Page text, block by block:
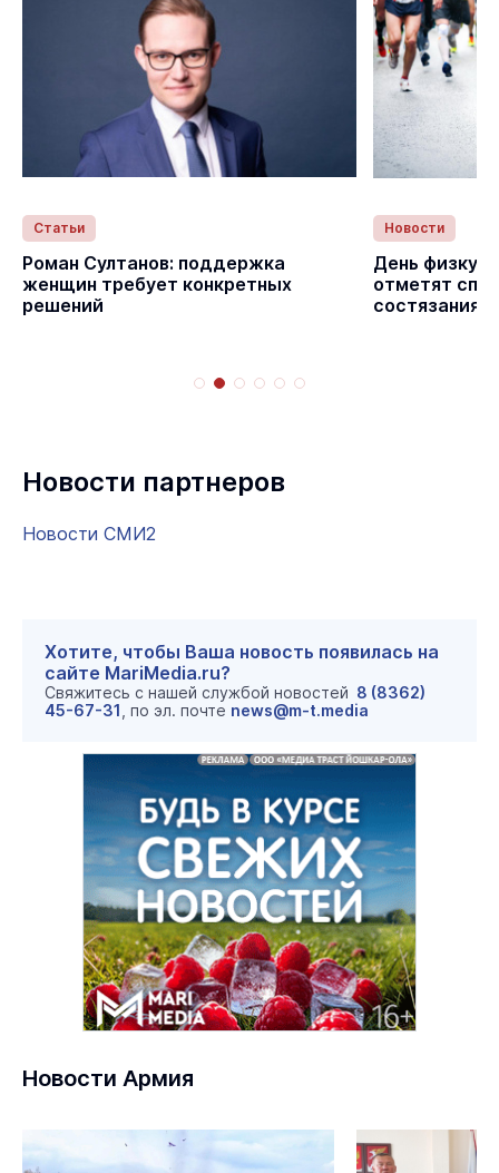
Статьи
Роман Султанов: поддержка
женщин требует конкретных
решений
Новости
День
отметят
Новости партнеров
Новости СМИ2
Хотите, чтобы Ваша новость появилась на
сайте MariMedia.ru?
Свяжитесь с нашей службой новостей 8 (8362)
45-67-31 , по эл. почте news@m-t.media
Новости Армия